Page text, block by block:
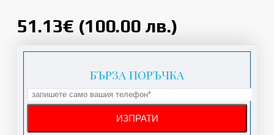
51.13€ (100.00 лв.)
БЪРЗА ПОРЪЧКА